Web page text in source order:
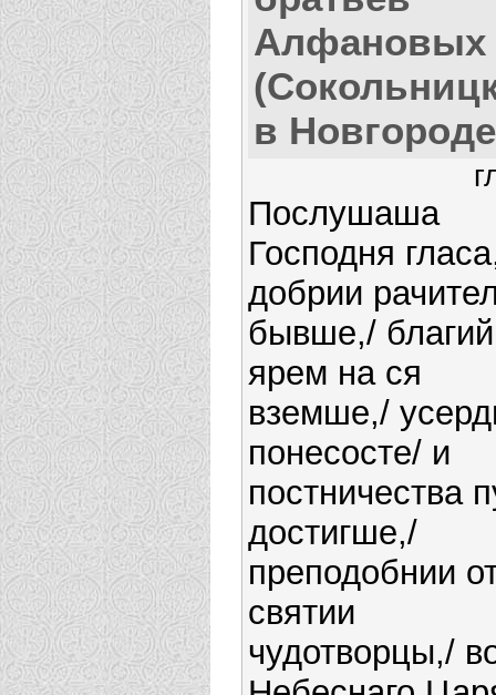
Алфановых
в Новгороде
Послушаша
Господня
добрии
бывше,/
ярем на ся
вземше,/
понесосте/ и
постничества
достигше,/
преподобнии
святии
чудотворцы,/